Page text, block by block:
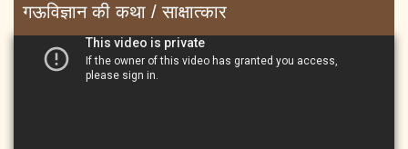
गऊविज्ञान की कथा / साक्षात्कार